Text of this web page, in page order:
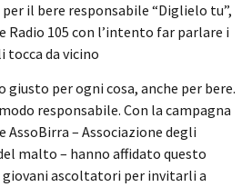
il bere responsabile “Diglielo tu”,
Radio 105 con l’intento far parlare i
tocca da vicino
giusto per ogni cosa, anche per bere.
responsabile. Con la campagna
AssoBirra – Associazione degli
malto – hanno affidato questo
giovani ascoltatori per invitarli a